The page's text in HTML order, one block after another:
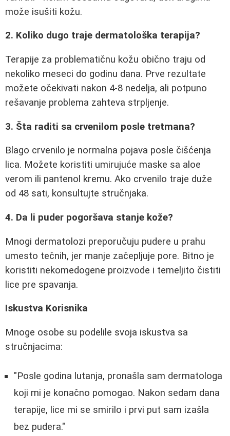
može isušiti kožu.
2. Koliko dugo traje dermatološka terapija?
Terapije za problematičnu kožu obično traju od
nekoliko meseci do godinu dana. Prve rezultate
možete očekivati nakon 4-8 nedelja, ali potpuno
rešavanje problema zahteva strpljenje.
3. Šta raditi sa crvenilom posle tretmana?
Blago crvenilo je normalna pojava posle čišćenja
lica. Možete koristiti umirujuće maske sa aloe
verom ili pantenol kremu. Ako crvenilo traje duže
od 48 sati, konsultujte stručnjaka.
4. Da li puder pogoršava stanje kože?
Mnogi dermatolozi preporučuju pudere u prahu
umesto tečnih, jer manje začepljuje pore. Bitno je
koristiti nekomedogene proizvode i temeljito čistiti
lice pre spavanja.
Iskustva Korisnika
Mnoge osobe su podelile svoja iskustva sa
stručnjacima:
"Posle godina lutanja, pronašla sam dermatologa
koji mi je konačno pomogao. Nakon sedam dana
terapije, lice mi se smirilo i prvi put sam izašla
bez pudera."